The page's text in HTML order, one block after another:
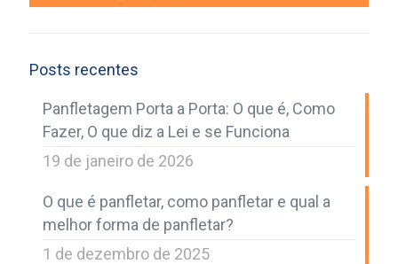
Posts recentes
Panfletagem Porta a Porta: O que é, Como
Fazer, O que diz a Lei e se Funciona
19 de janeiro de 2026
O que é panfletar, como panfletar e qual a
melhor forma de panfletar?
1 de dezembro de 2025